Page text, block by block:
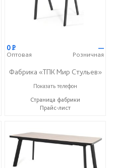
0Р
Оптовая
—
Розничная
Фабрика «ТПК Мир Стульев»
8 (927) 648-00-04
Показать телефон
Страница фабрики
Прайс-лист